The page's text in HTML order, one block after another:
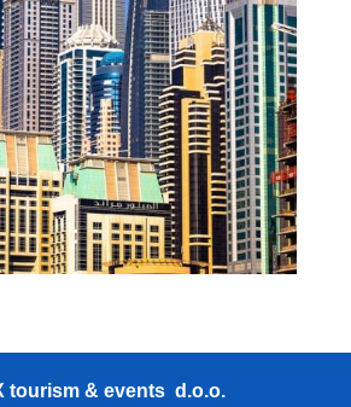
tourism & events d.o.o.